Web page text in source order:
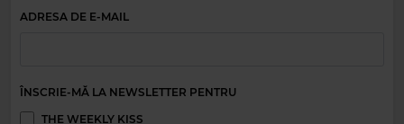
ADRESA DE E-MAIL
ÎNSCRIE-MĂ LA NEWSLETTER PENTRU
THE WEEKLY KISS